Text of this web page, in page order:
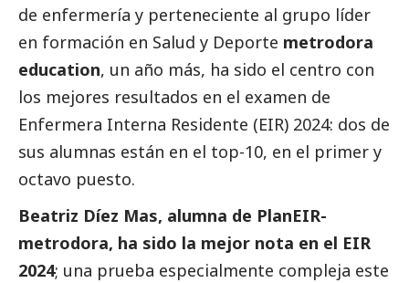
de enfermería y perteneciente al grupo líder
en formación en Salud y Deporte metrodora
education, un año más, ha sido el centro con
los mejores resultados en el examen de
Enfermera Interna Residente (EIR) 2024: dos de
sus alumnas están en el top-10, en el primer y
octavo puesto.
Beatriz Díez Mas, alumna de PlanEIR-
metrodora, ha sido la mejor nota en el EIR
2024; una prueba especialmente compleja este